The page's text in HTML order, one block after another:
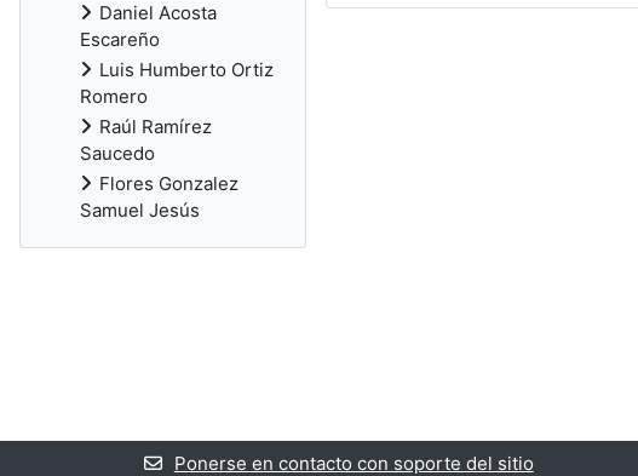
Daniel Acosta
Escareño
Luis Humberto Ortiz
Romero
Raúl Ramírez
Saucedo
Flores Gonzalez
Samuel Jesús
Ponerse en contacto con soporte del sitio